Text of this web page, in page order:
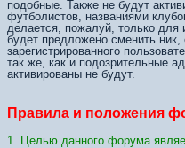
подобные. Также не будут
футболистов, названиями
делается, пожалуй, только
будет предложено сменить
зарегистрированного
так же, как и подозрительные
активированы не будут.
Правила и положения
1. Целью данного форума